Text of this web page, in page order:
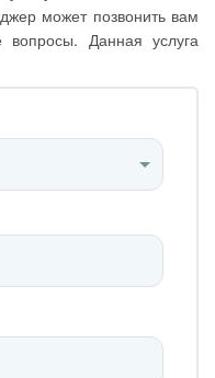
может позвонить вам
Данная услуга